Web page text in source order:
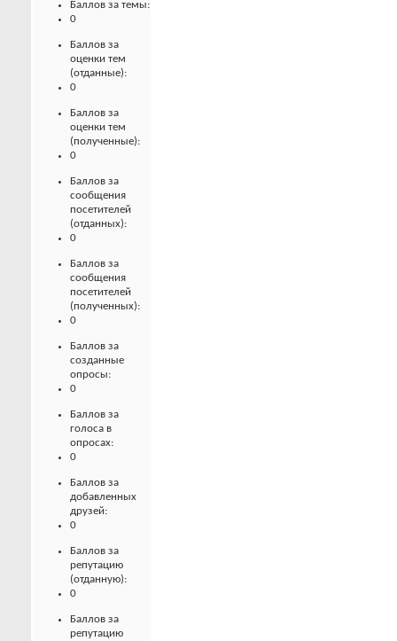
Баллов за темы:
0
Баллов за
оценки тем
(отданные):
0
Баллов за
оценки тем
(полученные):
0
Баллов за
сообщения
посетителей
(отданных):
0
Баллов за
сообщения
посетителей
(полученных):
0
Баллов за
созданные
опросы:
0
Баллов за
голоса в
опросах:
0
Баллов за
добавленных
друзей:
0
Баллов за
репутацию
(отданную):
0
Баллов за
репутацию